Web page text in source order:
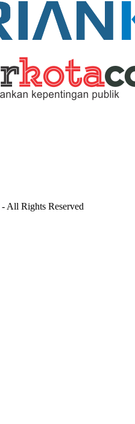
- All Rights Reserved